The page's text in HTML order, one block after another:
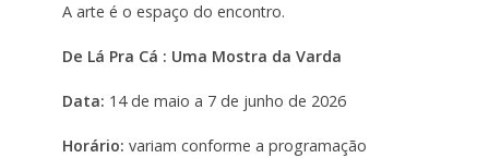
A arte é o espaço do encontro.
De Lá Pra Cá : Uma Mostra da Varda
Data: 14 de maio a 7 de junho de 2026
Horário: variam conforme a programação